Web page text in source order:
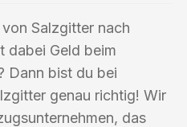
Salzgitter nach
dabei Geld beim
Dann bist du bei
genau richtig! Wir
das